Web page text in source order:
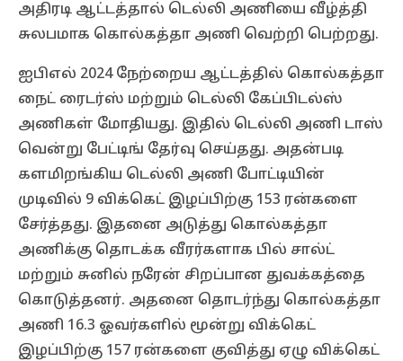
அதிரடி ஆட்டத்தால் டெல்லி அணியை வீழ்த்தி
சுலபமாக கொல்கத்தா அணி வெற்றி பெற்றது.
ஐபிஎல் 2024 நேற்றைய ஆட்டத்தில் கொல்கத்தா
நைட் ரைடர்ஸ் மற்றும் டெல்லி கேப்பிடல்ஸ்
அணிகள் மோதியது. இதில் டெல்லி அணி டாஸ்
வென்று பேட்டிங் தேர்வு செய்தது. அதன்படி
களமிறங்கிய டெல்லி அணி போட்டியின்
முடிவில் 9 விக்கெட் இழப்பிற்கு 153 ரன்களை
சேர்த்தது. இதனை அடுத்து கொல்கத்தா
அணிக்கு தொடக்க வீரர்களாக பில் சால்ட்
மற்றும் சுனில் நரேன் சிறப்பான துவக்கத்தை
கொடுத்தனர். அதனை தொடர்ந்து கொல்கத்தா
அணி 16.3 ஓவர்களில் மூன்று விக்கெட்
இழப்பிற்கு 157 ரன்களை குவித்து ஏழு விக்கெட்